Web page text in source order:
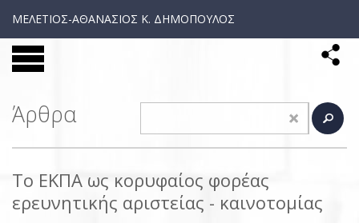
ΜΕΛΕΤΙΟΣ-ΑΘΑΝΑΣΙΟΣ Κ. ΔΗΜΟΠΟΥΛΟΣ
Άρθρα
Το ΕΚΠΑ ως κορυφαίος φορέας
ερευνητικής αριστείας - καινοτομίας